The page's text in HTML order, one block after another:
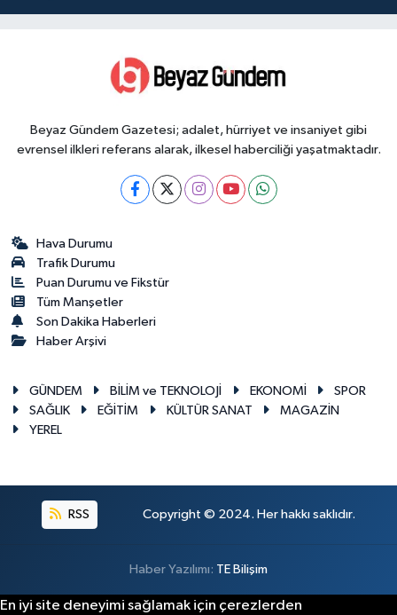
Beyaz Gündem Gazetesi; adalet, hürriyet ve insaniyet gibi
evrensel ilkleri referans alarak, ilkesel haberciliği yaşatmaktadır.
Hava Durumu
Trafik Durumu
Puan Durumu ve Fikstür
Tüm Manşetler
Son Dakika Haberleri
Haber Arşivi
GÜNDEM BİLİM ve TEKNOLOJİ EKONOMİ
SPOR
SAĞLIK
EĞİTİM KÜLTÜR SANAT
MAGAZİN
YEREL
RSS Copyright © 2024. Her hakkı saklıdır.
Haber Yazılımı: TE Bilişim
En iyi site deneyimi sağlamak için çerezlerden